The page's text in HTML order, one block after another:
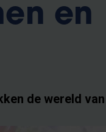
en
de wereld van